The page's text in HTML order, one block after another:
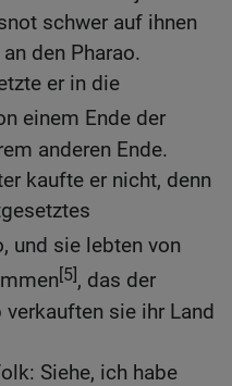
schwer auf ihnen
den Pharao.
er in die
einem Ende der
anderen Ende.
kaufte er nicht, denn
und sie lebten von
[5], das der
sie ihr Land
Siehe, ich habe